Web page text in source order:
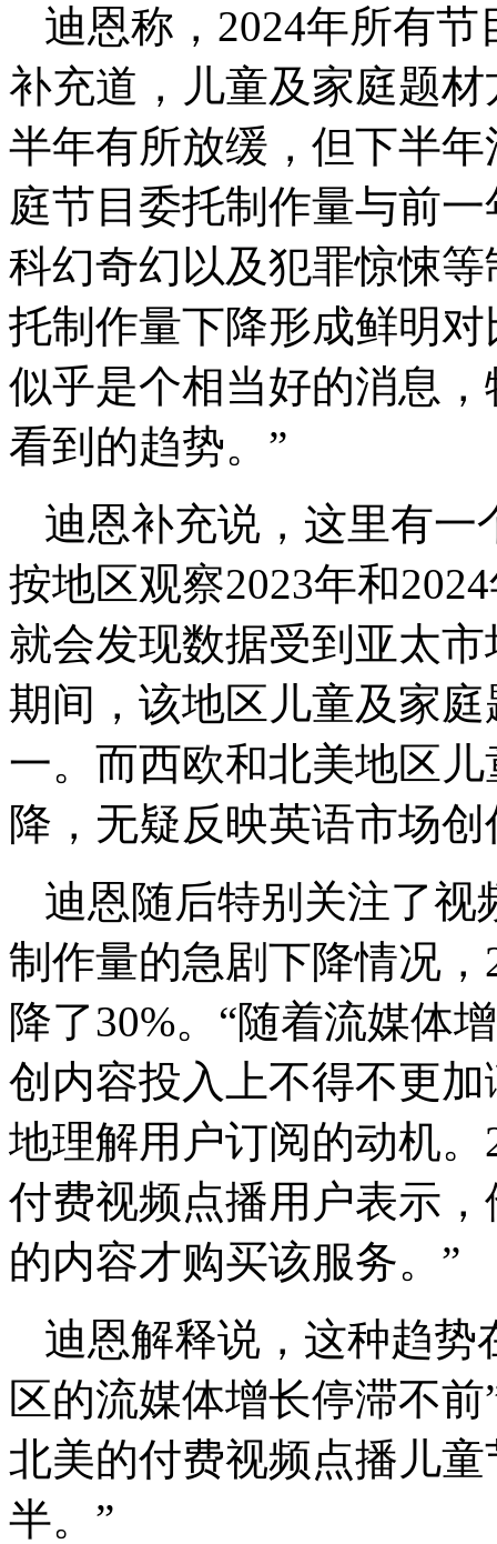
迪恩称，2024年所有
补充道，儿童及家庭题
半年有所放缓，但下半
庭节目委托制作量与前
科幻奇幻以及犯罪惊悚
托制作量下降形成鲜明
似乎是个相当好的消息
看到的趋势。”
迪恩补充说，这里有一
按地区观察2023年和
就会发现数据受到亚太
期间，该地区儿童及家
一。而西欧和北美地区
降，无疑反映英语市场
迪恩随后特别关注了视
制作量的急剧下降情况
降了30%。“随着流媒体
创内容投入上不得不更
地理解用户订阅的动机
付费视频点播用户表示
的内容才购买该服务。”
迪恩解释说，这种趋势
区的流媒体增长停滞不前
北美的付费视频点播儿
半。”